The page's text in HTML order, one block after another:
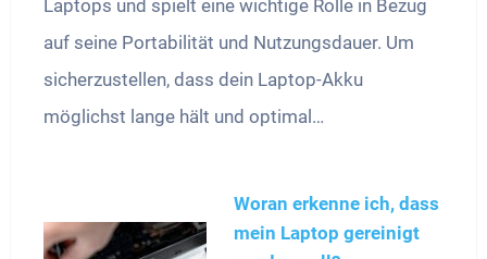
Laptops und spielt eine wichtige Rolle in Bezug
auf seine Portabilität und Nutzungsdauer. Um
sicherzustellen, dass dein Laptop-Akku
möglichst lange hält und optimal…
Woran erkenne ich, dass
mein Laptop gereinigt